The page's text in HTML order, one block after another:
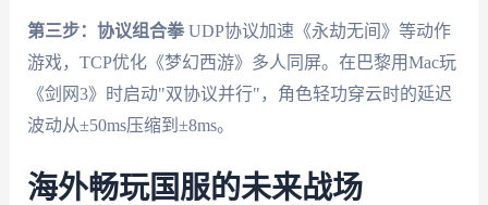
第三步：协议组合拳UDP协议加速《永劫无间》等动作
游戏，TCP优化《梦幻西游》多人同屏。在巴黎用Mac玩
《剑网3》时启动"双协议并行"，角色轻功穿云时的延迟
波动从±50ms压缩到±8ms。
海外畅玩国服的未来战场